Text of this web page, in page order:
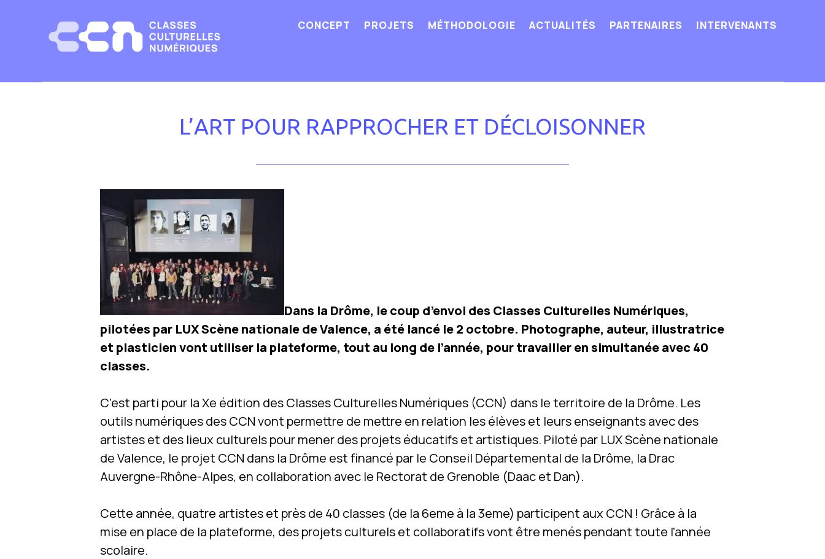
CONCEPT PROJETS MÉTHODOLOGIE ACTUALITÉS PARTENAIRES INTERVENANTS
L’ART POUR RAPPROCHER ET DÉCLOISONNER
Dans la Drôme, le coup d’envoi des Classes Culturelles Numériques,
pilotées par LUX Scène nationale de Valence, a été lancé le 2 octobre. Photographe, auteur, illustratrice
et plasticien vont utiliser la plateforme, tout au long de l’année, pour travailler en simultanée avec 40
classes.
C’est parti pour la Xe édition des Classes Culturelles Numériques (CCN) dans le territoire de la Drôme. Les
outils numériques des CCN vont permettre de mettre en relation les élèves et leurs enseignants avec des
artistes et des lieux culturels pour mener des projets éducatifs et artistiques. Piloté par LUX Scène nationale
de Valence, le projet CCN dans la Drôme est financé par le Conseil Départemental de la Drôme, la Drac
Auvergne-Rhône-Alpes, en collaboration avec le Rectorat de Grenoble (Daac et Dan).
Cette année, quatre artistes et près de 40 classes (de la 6eme à la 3eme) participent aux CCN ! Grâce à la
mise en place de la plateforme, des projets culturels et collaboratifs vont être menés pendant toute l’année
scolaire.